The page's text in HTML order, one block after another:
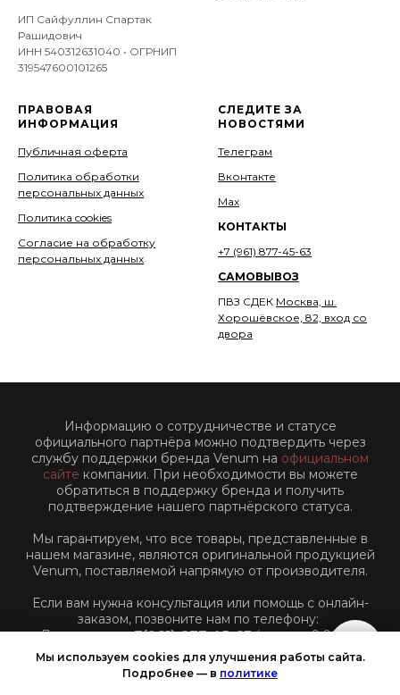
ИП Сайфуллин Спартак
Рашидович
ИНН 540312631040 • ОГРНИП
319547600101265
ПРАВОВАЯ
ИНФОРМАЦИЯ
Публичная оферта
Политика обработки
персональных данных
Политика cookies
Согласие на обработку
персональных данных
СЛЕДИТЕ ЗА
НОВОСТЯМИ
Телеграм
Вконтакте
Мах
КОНТАКТЫ
+7 (961) 877-45-63
САМОВЫВОЗ
ПВЗ СДЕК Москва, ш.
Хорошёвское, 82, вход со
двора
Информацию о сотрудничестве и статусе
официального партнёра можно подтвердить через
службу поддержки бренда Venum на официальном
сайте компании. При необходимости вы можете
обратиться в поддержку бренда и получить
подтверждение нашего партнёрского статуса.
Мы гарантируем, что все товары, представленные в
нашем магазине, являются оригинальной продукцией
Venum, поставляемой напрямую от производителя.
Если вам нужна консультация или помощь с онлайн-
заказом, позвоните нам по телефону:
Для звонков:+7(961)-877-45-63(пн-пт: с 9:00 до
18:00 по Московскому времени)
Мы используем cookies для улучшения работы сайта.
Подробнее — в политике